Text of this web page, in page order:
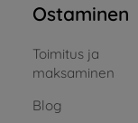
Ostaminen
Toimitus ja
maksaminen
Blog